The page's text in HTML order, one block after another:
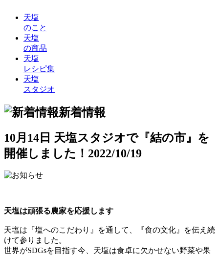
天塩
のこと
天塩
の商品
天塩
レシピ集
天塩
スタジオ
新着情報
10月14日 天塩スタジオで『結の市』を
開催しました！ 2022/10/19
天塩は頑張る農家を応援します
天塩は『塩へのこだわり』を通して、『食の文化』を伝え続
けて参りました。
世界がSDGsを目指す今、天塩は食卓に欠かせない野菜や果